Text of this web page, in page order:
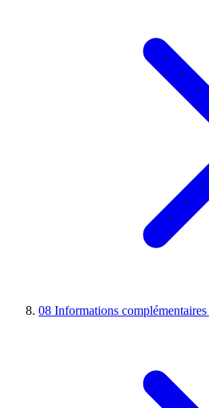
08 Informations complémentaires